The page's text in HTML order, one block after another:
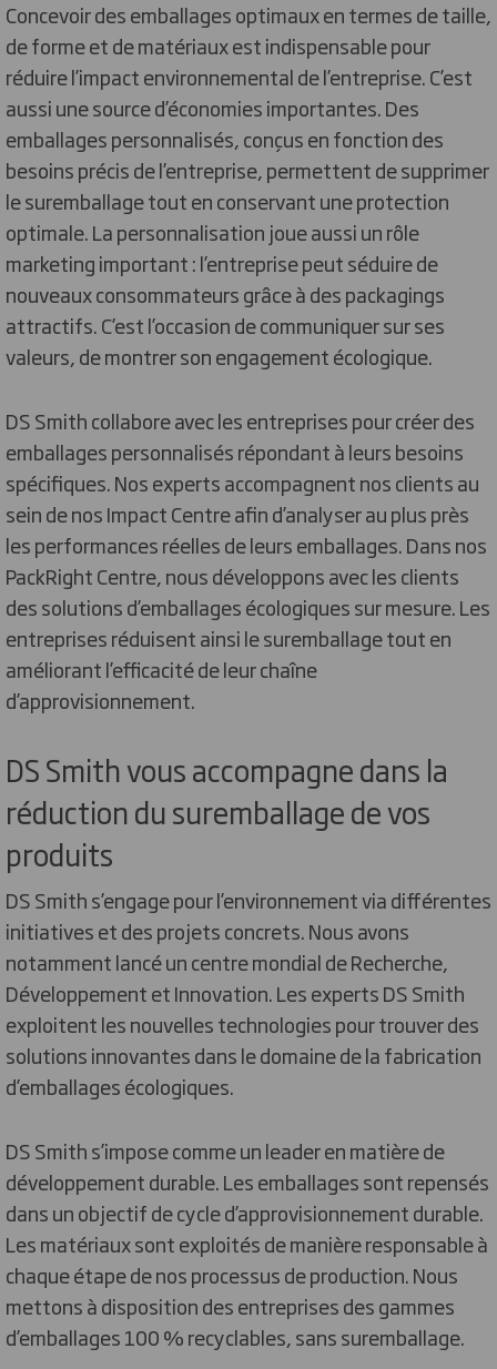
Concevoir des emballages optimaux en termes de taille,
de forme et de matériaux est indispensable pour
réduire l’impact environnemental de l’entreprise. C’est
aussi une source d’économies importantes. Des
emballages personnalisés, conçus en fonction des
besoins précis de l’entreprise, permettent de supprimer
le suremballage tout en conservant une protection
optimale. La personnalisation joue aussi un rôle
marketing important : l’entreprise peut séduire de
nouveaux consommateurs grâce à des packagings
attractifs. C’est l’occasion de communiquer sur ses
valeurs, de montrer son engagement écologique.
DS Smith collabore avec les entreprises pour créer des
emballages personnalisés répondant à leurs besoins
spécifiques. Nos experts accompagnent nos clients au
sein de nos Impact Centre afin d’analyser au plus près
les performances réelles de leurs emballages. Dans nos
PackRight Centre, nous développons avec les clients
des solutions d’emballages écologiques sur mesure. Les
entreprises réduisent ainsi le suremballage tout en
améliorant l’efficacité de leur chaîne
d’approvisionnement.
DS Smith vous accompagne dans la
réduction du suremballage de vos
produits
DS Smith s’engage pour l’environnement via différentes
initiatives et des projets concrets. Nous avons
notamment lancé un centre mondial de Recherche,
Développement et Innovation. Les experts DS Smith
exploitent les nouvelles technologies pour trouver des
solutions innovantes dans le domaine de la fabrication
d’emballages écologiques.
DS Smith s’impose comme un leader en matière de
développement durable. Les emballages sont repensés
dans un objectif de cycle d’approvisionnement durable.
Les matériaux sont exploités de manière responsable à
chaque étape de nos processus de production. Nous
mettons à disposition des entreprises des gammes
d’emballages 100 % recyclables, sans suremballage.